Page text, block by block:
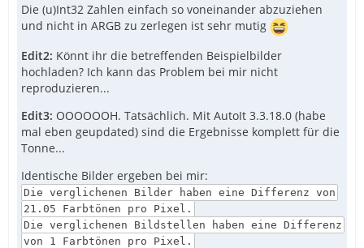
Die (u)Int32 Zahlen einfach so voneinander abzuziehen
und nicht in ARGB zu zerlegen ist sehr mutig
Edit2: Könnt ihr die betreffenden Beispielbilder
hochladen? Ich kann das Problem bei mir nicht
reproduzieren...
Edit3: OOOOOOH. Tatsächlich. Mit AutoIt 3.3.18.0 (habe
mal eben geupdated) sind die Ergebnisse komplett für die
Tonne...
Identische Bilder ergeben bei mir:
Die verglichenen Bilder haben eine Differenz von
21.05 Farbtönen pro Pixel.
Die verglichenen Bildstellen haben eine Differenz
von 1 Farbtönen pro Pixel.